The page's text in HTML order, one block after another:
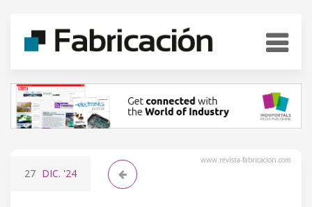
www.revista-fabricacion.com
27 DIC. '24